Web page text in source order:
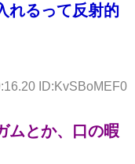
れるって反射的
ID:KvSBoMEF0
ムとか、口の暇